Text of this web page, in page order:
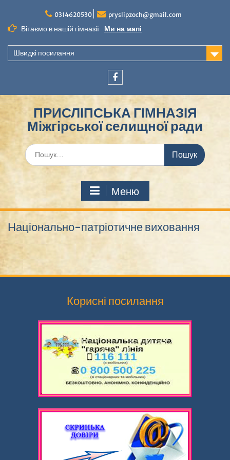
вмісту
0314620530 pryslipzoch@gmail.com
Вітаємо в нашій гімназії Ми на мапі
Швидкі посилання
ПРИСЛІПСЬКА ГІМНАЗІЯ
Міжгірської селищної ради
Шукати:
Меню
Національно-патріотичне виховання
Корисні посилання